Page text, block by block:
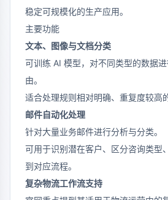
稳定可规模化的生产应用。
主要功能
文本、图像与文档分类
可训练 AI 模型，对不同类型的数据
由。
适合处理规则相对明确、重复度较高
邮件自动化处理
针对大量业务邮件进行分析与分类。
可用于识别潜在客户、区分咨询类型
到对应流程。
复杂物流工作流支持